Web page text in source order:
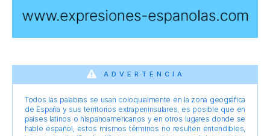
ADVERTENCIA
Todos las palabras se usan coloquialmente en la zona geográfica
de España y sus territorios extrapeninsulares, es posible que en
países latinos o hispanoamericanos y en otros lugares donde se
hable español, estos mismos términos no resulten entendibles,